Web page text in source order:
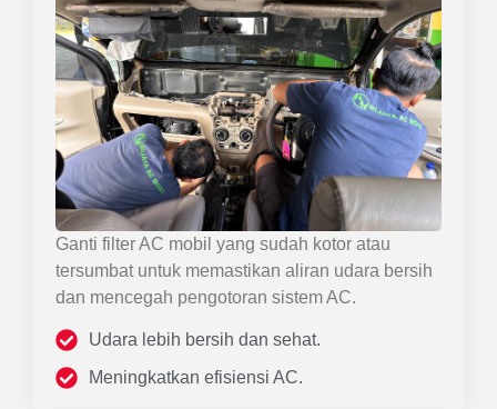
Ganti filter AC mobil yang sudah kotor atau
tersumbat untuk memastikan aliran udara bersih
dan mencegah pengotoran sistem AC.
Udara lebih bersih dan sehat.
Meningkatkan efisiensi AC.